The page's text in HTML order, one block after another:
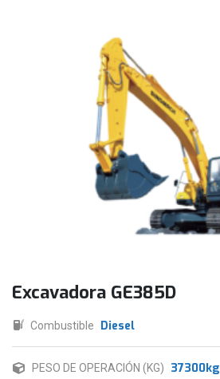
Excavadora GE385D
Combustible Diesel
PESO DE OPERACIÓN (KG) 37300kg